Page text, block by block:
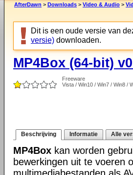
AfterDawn > Downloads > Video & Audio >
Dit is een oude versie van
versie) downloaden.
MP4Box (64-bit)
Freeware
Vista / Win10 / Win7 / Win8 /
Beschrijving Informatie Alle
MP4Box kan worden
bewerkingen uit te voeren